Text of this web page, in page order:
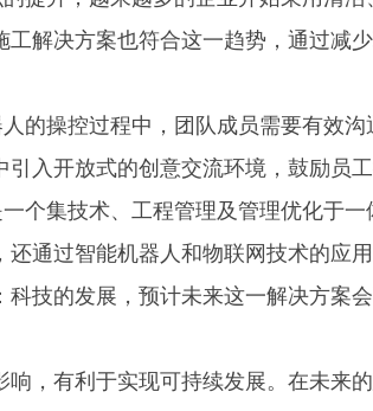
解决方案也符合这一趋势，通过减
的操控过程中，团队成员需要有效
入开放式的创意交流环境，鼓励员
一个集技术、工程管理及管理优化于
通过智能机器人和物联网技术的应
技的发展，预计未来这一解决方案
响，有利于实现可持续发展。在未来